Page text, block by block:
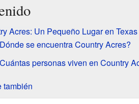
Acres: Un Pequeño Lugar en Texas
se encuentra Country Acres?
personas viven en Country
también